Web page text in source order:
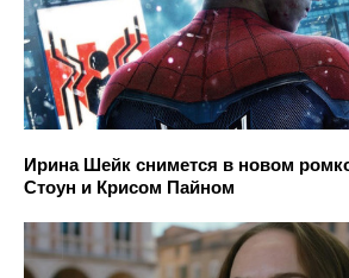
Ирина Шейк снимется в новом
Стоун и Крисом Пайном